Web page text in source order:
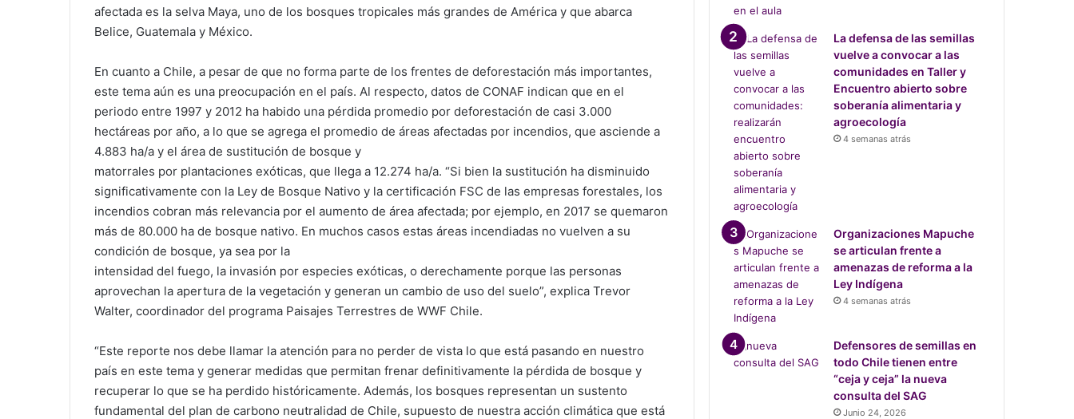
afectada es la selva Maya, uno de los bosques tropicales más grandes de América y que abarca
Belice, Guatemala y México.
En cuanto a Chile, a pesar de que no forma parte de los frentes de deforestación más importantes,
este tema aún es una preocupación en el país. Al respecto, datos de CONAF indican que en el
periodo entre 1997 y 2012 ha habido una pérdida promedio por deforestación de casi 3.000
hectáreas por año, a lo que se agrega el promedio de áreas afectadas por incendios, que asciende a
4.883 ha/a y el área de sustitución de bosque y
matorrales por plantaciones exóticas, que llega a 12.274 ha/a. “Si bien la sustitución ha disminuido
significativamente con la Ley de Bosque Nativo y la certificación FSC de las empresas forestales, los
incendios cobran más relevancia por el aumento de área afectada; por ejemplo, en 2017 se quemaron
más de 80.000 ha de bosque nativo. En muchos casos estas áreas incendiadas no vuelven a su
condición de bosque, ya sea por la
intensidad del fuego, la invasión por especies exóticas, o derechamente porque las personas
aprovechan la apertura de la vegetación y generan un cambio de uso del suelo”, explica Trevor
Walter, coordinador del programa Paisajes Terrestres de WWF Chile.
“Este reporte nos debe llamar la atención para no perder de vista lo que está pasando en nuestro
país en este tema y generar medidas que permitan frenar definitivamente la pérdida de bosque y
recuperar lo que se ha perdido históricamente. Además, los bosques representan un sustento
fundamental del plan de carbono neutralidad de Chile, supuesto de nuestra acción climática que está
La defensa de las semillas
vuelve a convocar a las
comunidades en Taller y
Encuentro abierto sobre
soberanía alimentaria y
agroecología
4 semanas atrás
Organizaciones Mapuche
se articulan frente a
amenazas de reforma a la
Ley Indígena
4 semanas atrás
Defensores de semillas en
todo Chile tienen entre
“ceja y ceja” la nueva
consulta del SAG
Junio 24, 2026